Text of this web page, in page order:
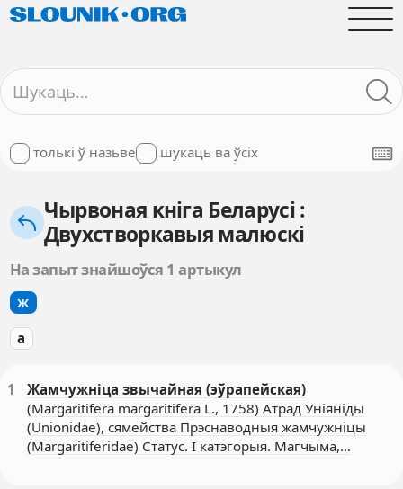
толькі ў назьве шукаць ва ўсіх
Чырвоная кніга Беларусі :
Двухстворкавыя малюскі
На запыт знайшоўся 1 артыкул
ж
а
1
Жамчужніца звычайная (эўрапейская)
(Margaritifera margaritifera L., 1758) Атрад Уніяніды
(Unionidae), сямейства Прэснаводныя жамчужніцы
(Margaritiferidae) Статус. I катэгорыя. Магчыма,…